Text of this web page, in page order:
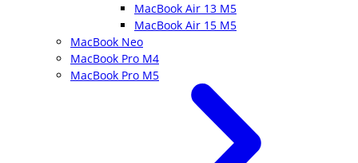
MacBook Air 13 M5
MacBook Air 15 M5
MacBook Neo
MacBook Pro M4
MacBook Pro M5